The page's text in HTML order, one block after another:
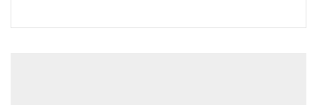
Bu ürünün fiyat bilgisi, resim, ürün açıklamalarında ve